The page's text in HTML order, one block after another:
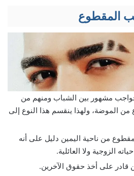
المقطوع
مشهور بين الشباب ومنهم من
الموضة، ولهذا ينقسم هذا النوع إلى
من ناحية اليمين دليل على أنه
الزوجية ولا العائلية.
على أخذ حقوق الآخرين.